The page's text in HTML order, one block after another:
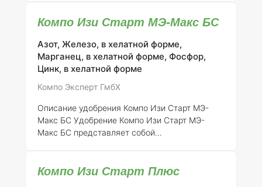
высвобождающийся азот ISODUR®. Данный
фосфатов и микроэлементов, что делает его
идеальным выбором для применения под
различные культуры, такие как кукуруза,
сахарная свекла и картофель. Основное
преимущество Компо Изи Старт Микрофаст
заключается в возможности его размещения
в непосредственной близости к семенам, что
обеспечивает
Компо Изи Старт МЭ-Макс БС
Азот, Железо, в хелатной форме,
Марганец, в хелатной форме, Фосфор,
Цинк, в хелатной форме
Компо Эксперт ГмбХ
Описание удобрения Компо Изи Старт МЭ-
Макс БСУдобрение Компо Изи Старт МЭ-
Макс БС представляет собой
роста растений в начальной стадии их
Компо Изи Старт Плюс